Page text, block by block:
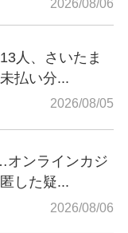
2026/08/06
人、さいたま
払い分...
2026/08/05
ンラインカジ
した疑...
2026/08/06